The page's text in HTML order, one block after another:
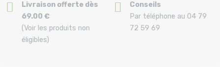
Livraison offerte dès
69.00 €
(Voir les produits non
éligibles)
Conseils
Par téléphone au 04 79
72 59 69